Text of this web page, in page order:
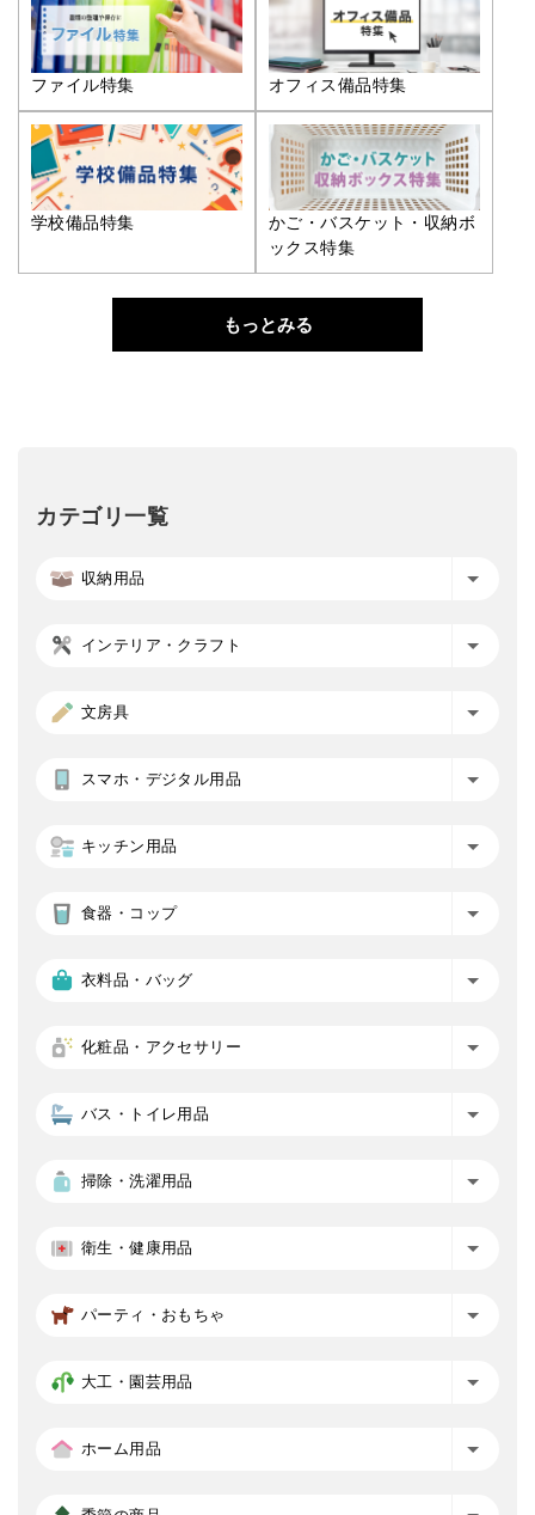
ファイル特集 オフィス備品特集
学校備品特集
かご・バスケット・収納ボ
ックス特集
もっとみる
カテゴリ一覧
収納用品
インテリア・クラフト
文房具
スマホ・デジタル用品
キッチン用品
食器・コップ
衣料品・バッグ
化粧品・アクセサリー
バス・トイレ用品
掃除・洗濯用品
衛生・健康用品
パーティ・おもちゃ
大工・園芸用品
ホーム用品